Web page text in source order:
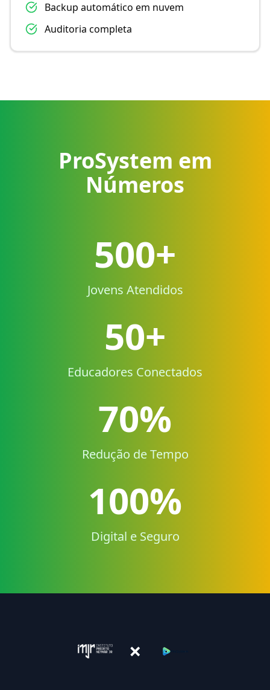
Backup automático em nuvem
Auditoria completa
ProSystem em
Números
500+
Jovens Atendidos
50+
Educadores Conectados
70%
Redução de Tempo
100%
Digital e Seguro
×